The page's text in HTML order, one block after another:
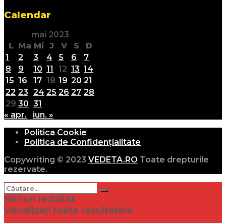
Calendar
mai 2023
L Ma Mi J V S
D
1
2 3 4 5 6
7
8
9 10 11 12 13 14
15 16 17 18 19 20 21
22 23 24 25 26 27 28
29 30 31
« apr.
iun. »
Politica Cookie
Politica de Confidențialitate
Copywriting © 2023 VEDETA.RO Toate drepturile
rezervate.
Nici un rezultat
Vizualizați toate rezultatele